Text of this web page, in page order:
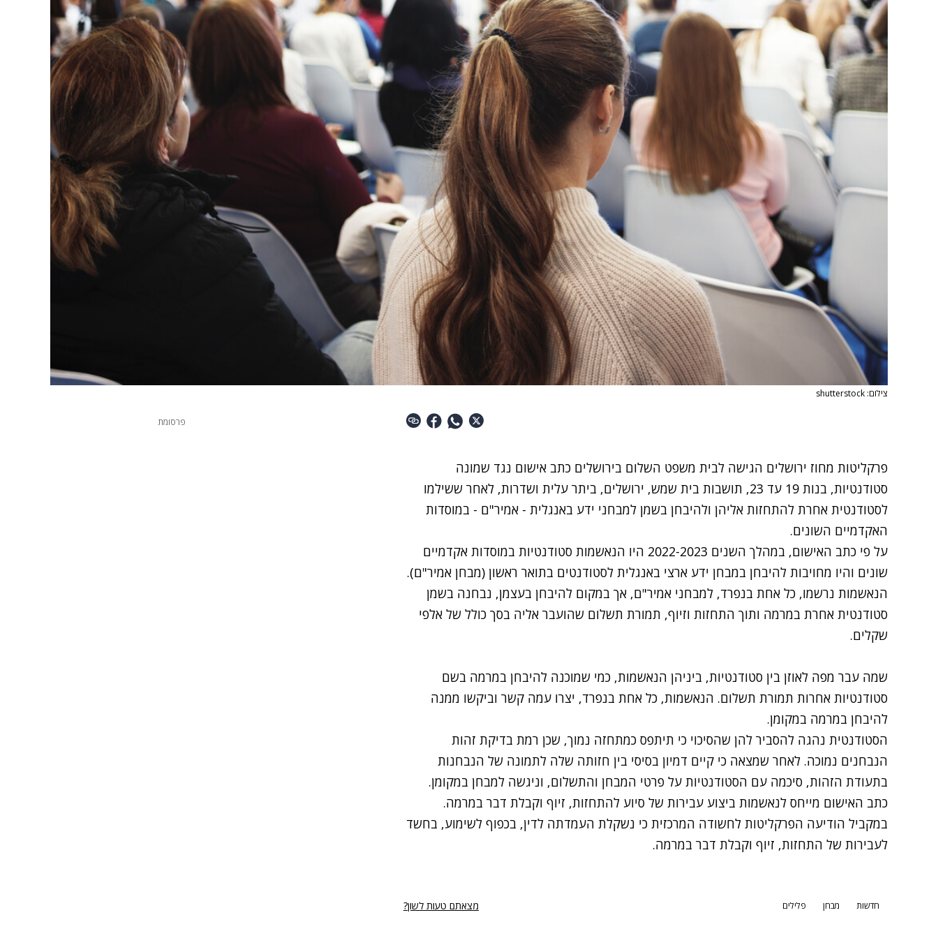
צילום: shutterstock
פרקליטות מחוז ירושלים הגישה לבית משפט השלום בירושלים כתב אישום נגד שמונה
סטודנטיות, בנות 19 עד 23, תושבות בית שמש, ירושלים, ביתר עלית ושדרות, לאחר ששילמו
לסטודנטית אחרת להתחזות אליהן ולהיבחן בשמן למבחני ידע באנגלית - אמיר"ם - במוסדות
האקדמיים השונים.
על פי כתב האישום, במהלך השנים 2022-2023 היו הנאשמות סטודנטיות במוסדות אקדמיים
שונים והיו מחויבות להיבחן במבחן ידע ארצי באנגלית לסטודנטים בתואר ראשון (מבחן אמיר"ם).
הנאשמות נרשמו, כל אחת בנפרד, למבחני אמיר"ם, אך במקום להיבחן בעצמן, נבחנה בשמן
סטודנטית אחרת במרמה ותוך התחזות וזיוף, תמורת תשלום שהועבר אליה בסך כולל של אלפי
שקלים.
שמה עבר מפה לאוזן בין סטודנטיות, ביניהן הנאשמות, כמי שמוכנה להיבחן במרמה בשם
סטודנטיות אחרות תמורת תשלום. הנאשמות, כל אחת בנפרד, יצרו עמה קשר וביקשו ממנה
להיבחן במרמה במקומן.
הסטודנטית נהגה להסביר להן שהסיכוי כי תיתפס כמתחזה נמוך, שכן רמת בדיקת זהות
הנבחנים נמוכה. לאחר שמצאה כי קיים דמיון בסיסי בין חזותה שלה לתמונה של הנבחנות
בתעודת הזהות, סיכמה עם הסטודנטיות על פרטי המבחן והתשלום, וניגשה למבחן במקומן.
כתב האישום מייחס לנאשמות ביצוע עבירות של סיוע להתחזות, זיוף וקבלת דבר במרמה.
במקביל הודיעה הפרקליטות לחשודה המרכזית כי נשקלת העמדתה לדין, בכפוף לשימוע, בחשד
לעבירות של התחזות, זיוף וקבלת דבר במרמה.
חדשות מבחן פלילים מצאתם טעות לשון?
פרסומת